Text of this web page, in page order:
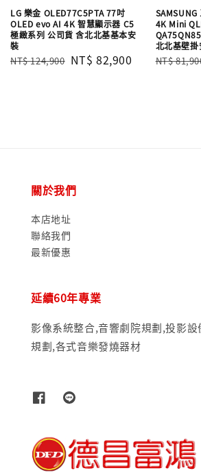
LG 樂金 OLED77C5PTA 77吋
OLED evo AI 4K 智慧顯示器 C5
極緻系列 公司貨 含北北基基本安
裝
Regular
NT$ 124,900 Sale
NT$ 82,900
4K Mini
北北基壁掛
Regular
NT$
關於我們
本店地址
聯絡我們
最新優惠
延續60年專業
影像系統整合,音響劇院規劃,投影
規劃,各式音樂發燒器材